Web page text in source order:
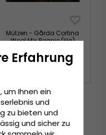
Mützen - Gårda Cortina
Wool Mix Beanie (lila)
€44.99
Erfahrung
um Ihnen ein
und
zu bieten und
und sicher zu